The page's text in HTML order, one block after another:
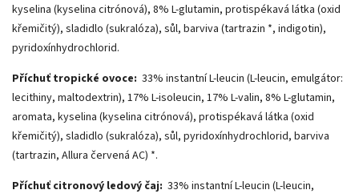
kyselina (kyselina citrónová), 8% L-glutamin, protispékavá látka (oxid
křemičitý), sladidlo (sukralóza), sůl, barviva (tartrazin *, indigotin),
pyridoxínhydrochlorid.
Příchuť tropické ovoce: 33% instantní L-leucin (L-leucin, emulgátor:
lecithiny, maltodextrin), 17% L-isoleucin, 17% L-valin, 8% L-glutamin,
aromata, kyselina (kyselina citrónová), protispékavá látka (oxid
křemičitý), sladidlo (sukralóza), sůl, pyridoxínhydrochlorid, barviva
(tartrazin, Allura červená AC) *.
Příchuť citronový ledový čaj: 33% instantní L-leucin (L-leucin,